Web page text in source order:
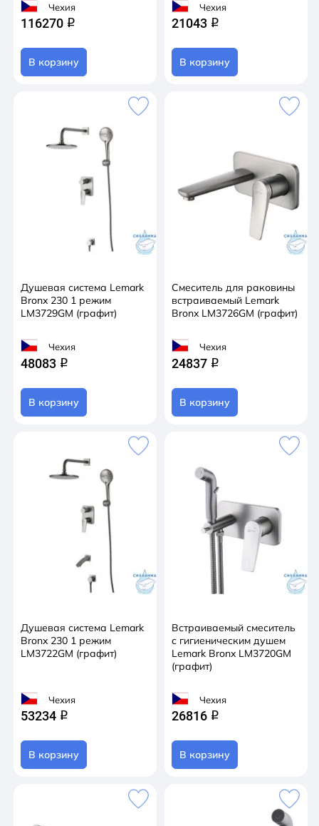
Чехия
116270 q
В корзину
Чехия
21043 q
В корзину
Душевая система Lemark
Bronx 230 1 режим
LM3729GM (графит)
Чехия
48083 q
В корзину
Смеситель для раковины
встраиваемый Lemark
Bronx LM3726GM (графит)
Чехия
24837 q
В корзину
Душевая система Lemark
Bronx 230 1 режим
LM3722GM (графит)
Чехия
53234 q
В корзину
Встраиваемый смеситель
с гигиеническим душем
Lemark Bronx LM3720GM
(графит)
Чехия
26816 q
В корзину